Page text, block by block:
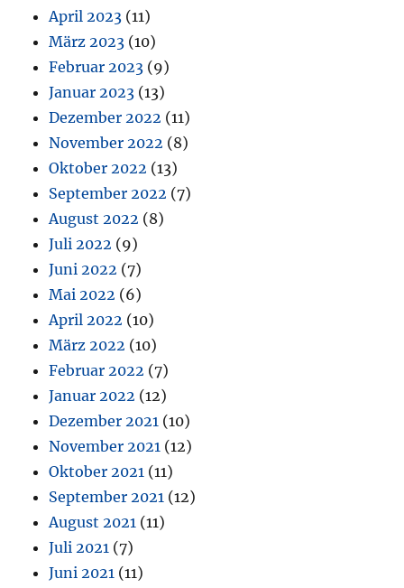
April 2023 (11)
März 2023 (10)
Februar 2023 (9)
Januar 2023 (13)
Dezember 2022 (11)
November 2022 (8)
Oktober 2022 (13)
September 2022 (7)
August 2022 (8)
Juli 2022 (9)
Juni 2022 (7)
Mai 2022 (6)
April 2022 (10)
März 2022 (10)
Februar 2022 (7)
Januar 2022 (12)
Dezember 2021 (10)
November 2021 (12)
Oktober 2021 (11)
September 2021 (12)
August 2021 (11)
Juli 2021 (7)
Juni 2021 (11)